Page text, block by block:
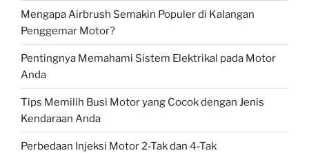
Mengapa Airbrush Semakin Populer di Kalangan
Penggemar Motor?
Pentingnya Memahami Sistem Elektrikal pada Motor
Anda
Tips Memilih Busi Motor yang Cocok dengan Jenis
Kendaraan Anda
Perbedaan Injeksi Motor 2-Tak dan 4-Tak